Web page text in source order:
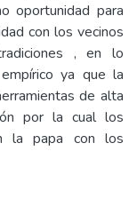
oportunidad para
con los vecinos
, en lo
ya que la
de alta
por la cual los
la papa con los